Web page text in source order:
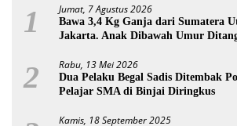
1 Jumat, 7 Agustus 2026
Bawa 3,4 Kg Ganja dari Sumatera
Jakarta. Anak Dibawah Umur
2 Rabu, 13 Mei 2026
Dua Pelaku Begal Sadis Ditembak
Pelajar SMA di Binjai Diringkus
Kamis, 18 September 2025